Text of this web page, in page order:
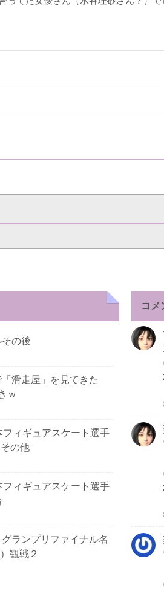
の後
滑走屋」を見てきた
ｗ
フィギュアスケート選手
の他
フィギュアスケート選手
ランプリファイナル名
観戦２
コメ